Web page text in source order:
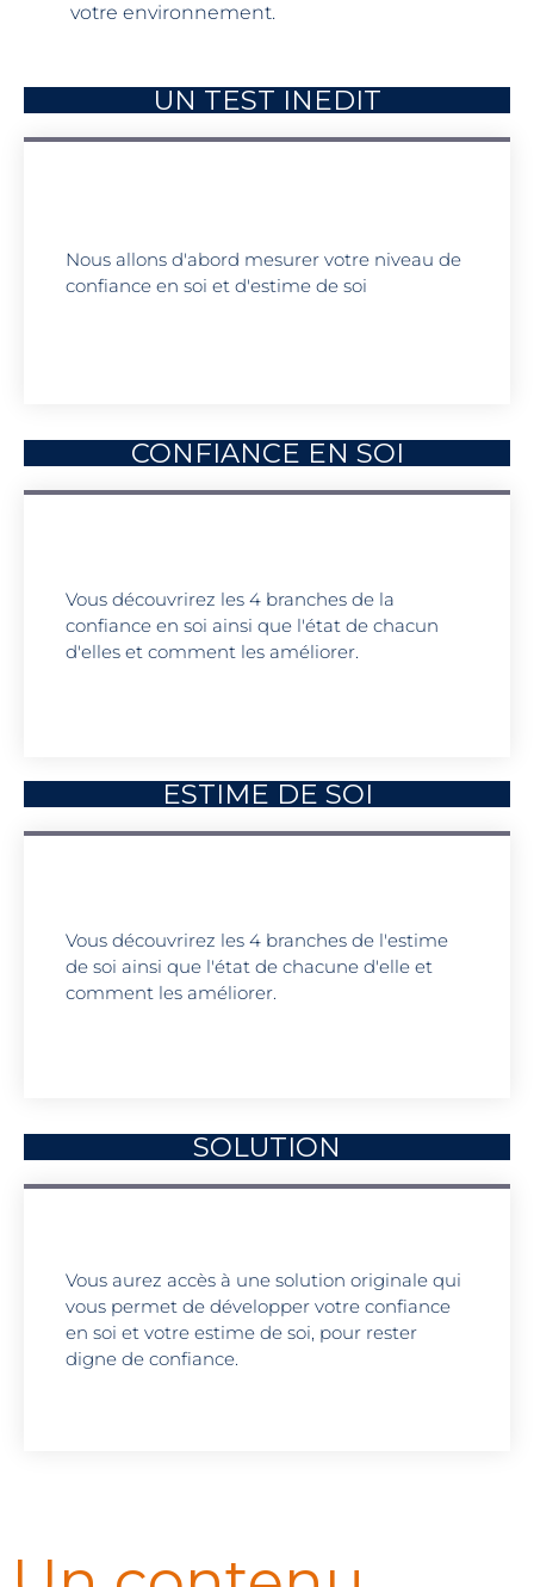
votre environnement.
UN TEST INEDIT
Nous allons d'abord mesurer votre niveau de
confiance en soi et d'estime de soi
CONFIANCE EN SOI
Vous découvrirez les 4 branches de la
confiance en soi ainsi que l'état de chacun
d'elles et comment les améliorer.
ESTIME DE SOI
Vous découvrirez les 4 branches de l'estime
de soi ainsi que l'état de chacune d'elle et
comment les améliorer.
SOLUTION
Vous aurez accès à une solution originale qui
vous permet de développer votre confiance
en soi et votre estime de soi, pour rester
digne de confiance.